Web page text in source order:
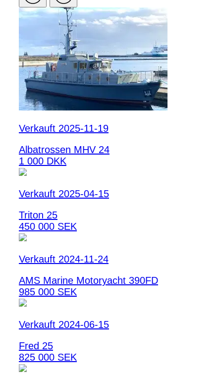
Verkauft 2025-11-19
Albatrossen MHV 24
1 000 DKK
Verkauft 2025-04-15
Triton 25
450 000 SEK
Verkauft 2024-11-24
AMS Marine Motoryacht 390FD
985 000 SEK
Verkauft 2024-06-15
Fred 25
825 000 SEK